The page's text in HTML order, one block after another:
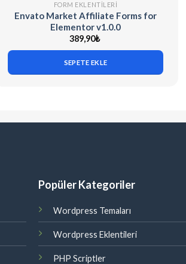
FORM EKLENTILERI
Envato Market Affiliate Forms for
Elementor v1.0.0
389,90₺
SEPETE EKLE
Popüler Kategoriler
Wordpress Temaları
Wordpress Eklentileri
PHP Scriptler